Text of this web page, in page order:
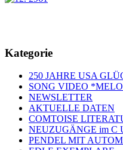
Kategorie
250 JAHRE USA
SONG VIDEO
NEWSLETTER
AKTUELLE DATEN
COMTOISE
NEUZUGÄNGE im C
PENDEL MIT